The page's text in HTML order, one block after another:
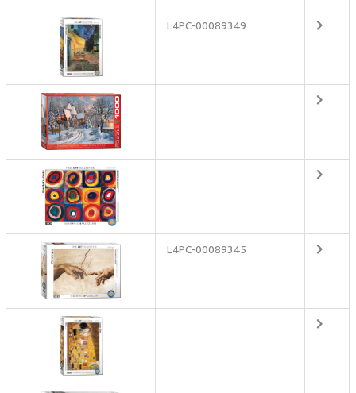
L4PC-00089349
L4PC-00089345